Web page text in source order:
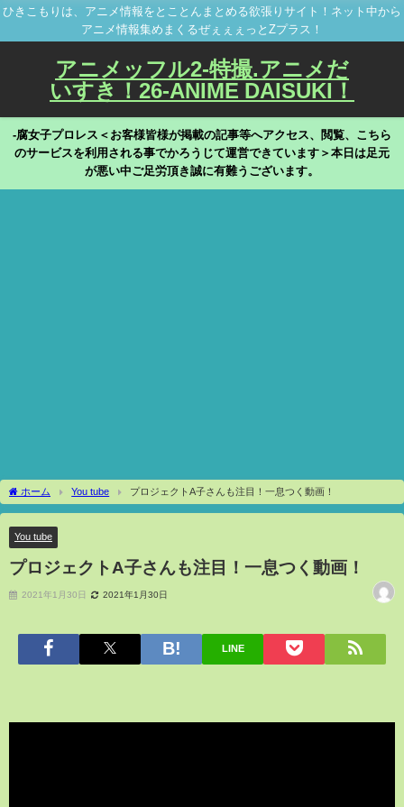
ひきこもりは、アニメ情報をとことんまとめる欲張りサイト！ネット中から
アニメ情報集めまくるぜぇぇぇっとZプラス！
アニメッフル2-特撮.アニメだ
いすき！26-ANIME DAISUKI！
-腐女子プロレス＜お客様皆様が掲載の記事等へアクセス、閲覧、こちら
のサービスを利用される事でかろうじて運営できています＞本日は足元
が悪い中ご足労頂き誠に有難うございます。
ホーム You tube プロジェクトA子さんも注目！一息つく動画！
You tube
プロジェクトA子さんも注目！一息つく動画！
2021年1月30日 2021年1月30日
LINE